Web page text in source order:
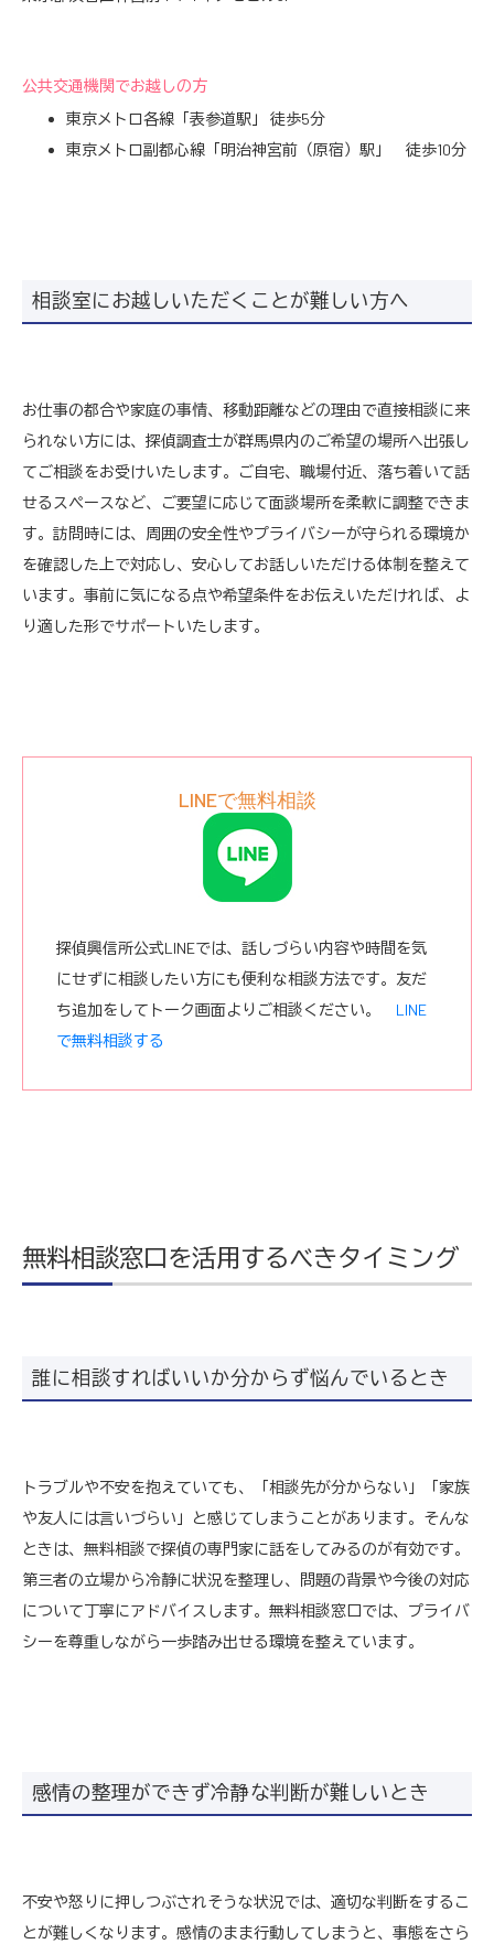
公共交通機関でお越しの方
東京メトロ各線「表参道駅」 徒歩5分
東京メトロ副都心線「明治神宮前（原宿）駅」 徒歩10分
相談室にお越しいただくことが難しい方へ
お仕事の都合や家庭の事情、移動距離などの理由で直接相談に来
られない方には、探偵調査士が群馬県内のご希望の場所へ出張し
てご相談をお受けいたします。ご自宅、職場付近、落ち着いて話
せるスペースなど、ご要望に応じて面談場所を柔軟に調整できま
す。訪問時には、周囲の安全性やプライバシーが守られる環境か
を確認した上で対応し、安心してお話しいただける体制を整えて
います。事前に気になる点や希望条件をお伝えいただければ、よ
り適した形でサポートいたします。
LINEで無料相談
探偵興信所公式LINEでは、話しづらい内容や時間を気
にせずに相談したい方にも便利な相談方法です。友だ
ち追加をしてトーク画面よりご相談ください。 LINE
で無料相談する
無料相談窓口を活用するべきタイミング
誰に相談すればいいか分からず悩んでいるとき
トラブルや不安を抱えていても、「相談先が分からない」「家族
や友人には言いづらい」と感じてしまうことがあります。そんな
ときは、無料相談で探偵の専門家に話をしてみるのが有効です。
第三者の立場から冷静に状況を整理し、問題の背景や今後の対応
について丁寧にアドバイスします。無料相談窓口では、プライバ
シーを尊重しながら一歩踏み出せる環境を整えています。
感情の整理ができず冷静な判断が難しいとき
不安や怒りに押しつぶされそうな状況では、適切な判断をするこ
とが難しくなります。感情のまま行動してしまうと、事態をさら